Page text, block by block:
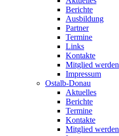
Berichte
Ausbildung
Partner
Termine
Links
Kontakte
Mitglied werden
Impressum
Ostalb-Donau
Aktuelles
Berichte
Termine
Kontakte
Mitglied werden